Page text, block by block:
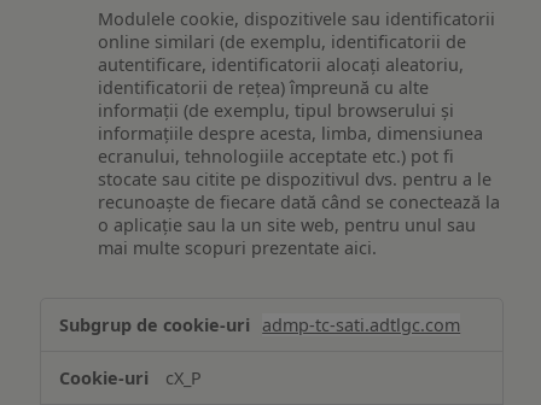
Modulele cookie, dispozitivele sau identificatorii
online similari (de exemplu, identificatorii de
autentificare, identificatorii alocați aleatoriu,
identificatorii de rețea) împreună cu alte
informații (de exemplu, tipul browserului și
informațiile despre acesta, limba, dimensiunea
ecranului, tehnologiile acceptate etc.) pot fi
stocate sau citite pe dispozitivul dvs. pentru a le
recunoaște de fiecare dată când se conectează la
o aplicație sau la un site web, pentru unul sau
mai multe scopuri prezentate aici.
și/sau
informațiilor
admp-tc-sati.adtlgc.com
cX_P